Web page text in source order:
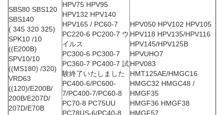
SBS80 SBS120
SBS140
( 345 320 325)
SPK10 /10
((E200B)
SPV10/10
((MS180) /320)
VRD63
((120)/E200B/
200B/E207D/
207D/E70B
HPV75 HPV95
HPV132 HPV140
HPV165 / PC60-7
PC220-6 PC200-7 ウ
イルス
PC300-6 PC300-7
PC360-7 PC400-7 試
験終了いたしました
PC400-6/PC600-
7/PC400-7/PC60-8
PC70-8 PC75UU
PC78US-6/PC40-8
HPV050 HPV102 HPV105
HPV118 HPV135/HPV116
HPV145/HPV125B
HPVUHO7
HPV083
HMT125AE/HMGC16
HMGC32 HMGC48 /
HMGF35
HMGF36 HMGF38
HMGF57